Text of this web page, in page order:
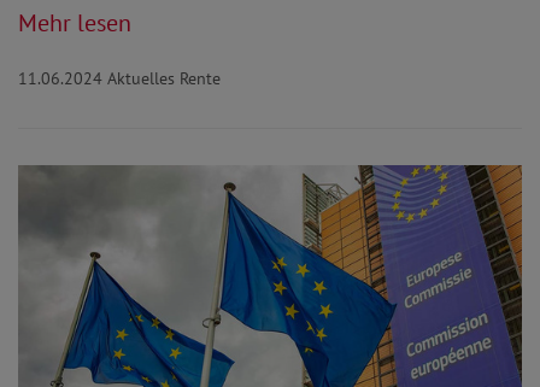
Mehr lesen
11.06.2024 Aktuelles Rente